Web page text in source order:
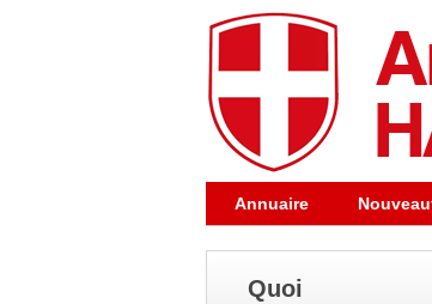
Annuaire
Quoi